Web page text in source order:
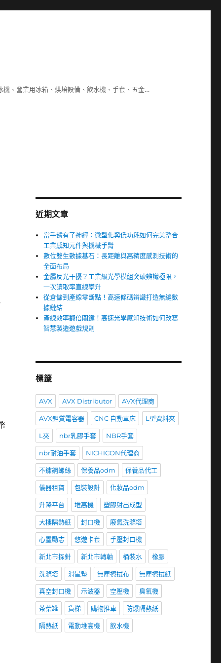
、營業用冰箱、烘培設備、飲水機、手套、五金…
近期文章
當手臂有了神經：微型化與低功耗如何完美整合
工業感知元件與機械手臂
數位雙生數據基石：長距離與高精度感測技術的
全面布局
金屬反光干擾？工業級光學模組突破辨識極限，
一次讀取率直線攀升
從倉儲到產線零斷點！高速條碼辨識打造無縫數
據鏈結
產線效率翻倍關鍵！高速光學感知技術如何改寫
智慧製造遊戲規則
標籤
AVX AVX Distributor AVX代理商
AVX鉭質電容器 CNC 自動車床 L型資料夾
L夾 nbr乳膠手套 NBR手套
nbr耐油手套 NICHICON代理商
不鏽鋼螺絲 保養品odm 保養品代工
儀器租賃 包裝設計 化妝品odm
升降平台 堆高機 塑膠射出成型
大樓隔熱紙 封口機 廢氣洗滌塔
心靈勵志 悠遊卡套 手壓封口機
新北市探針 新北市轉軸 桶裝水 橡膠
洗滌塔 滑鼠墊 無塵擦拭布 無塵擦拭紙
真空封口機 示波器 空壓機 臭氧機
茶葉罐 貨梯 購物推車 防爆隔熱紙
隔熱紙 電動堆高機 飲水機